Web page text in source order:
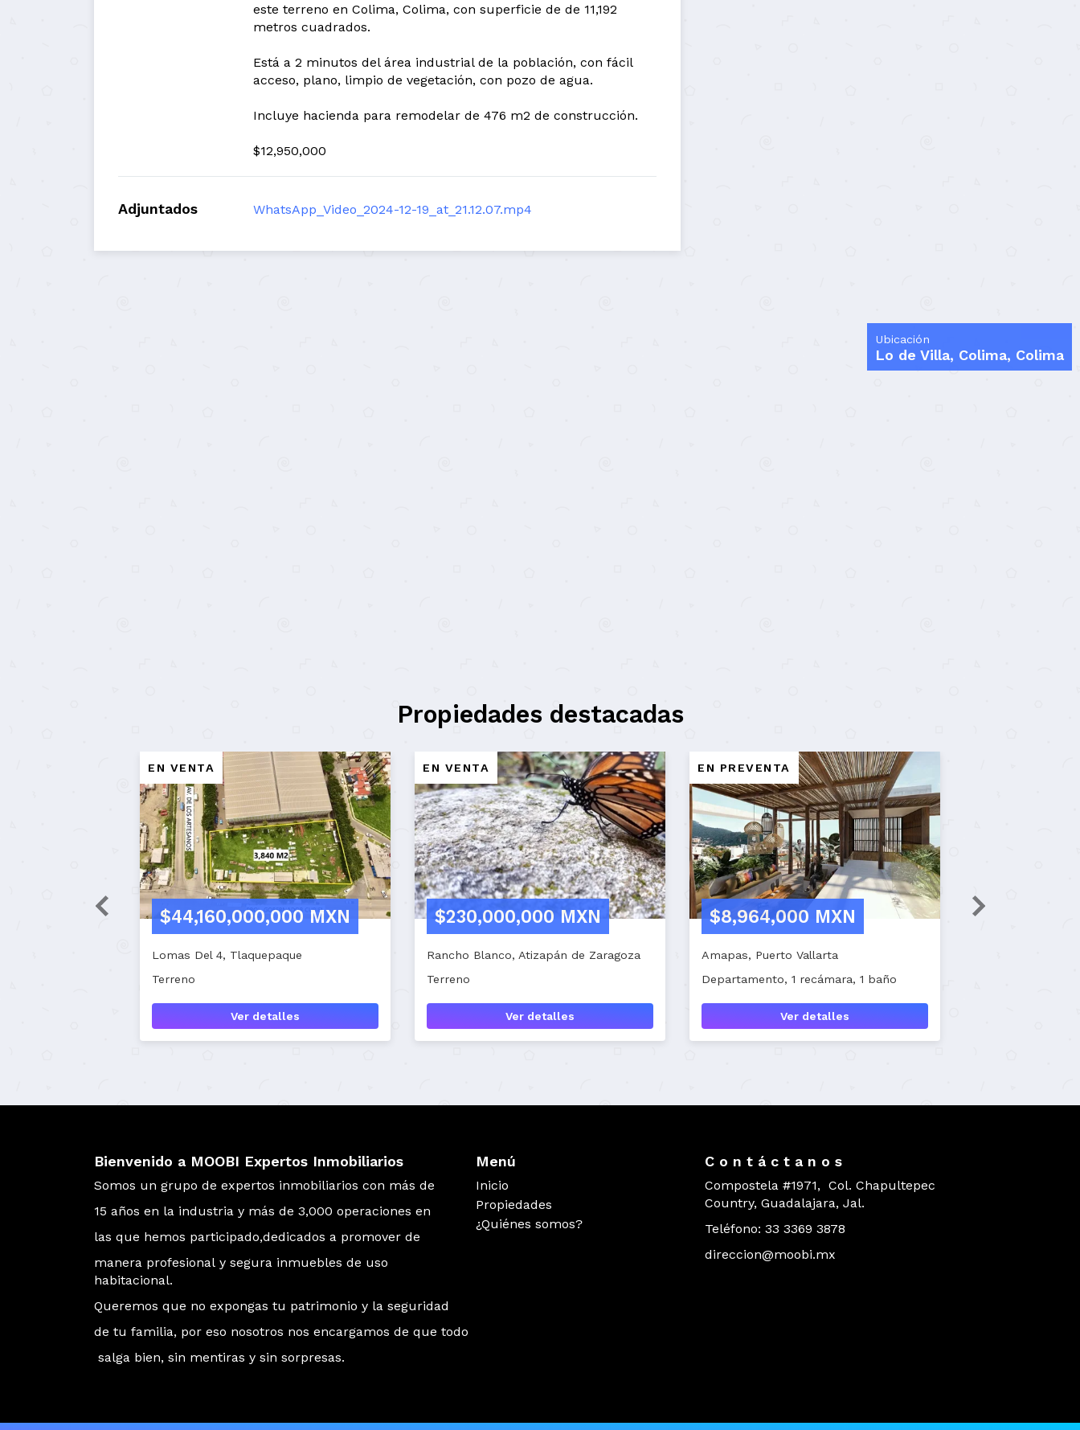
este terreno en Colima, Colima, con superficie de de 11,192
metros cuadrados.
Está a 2 minutos del área industrial de la población, con fácil
acceso, plano, limpio de vegetación, con pozo de agua.
Incluye hacienda para remodelar de 476 m2 de construcción.
$12,950,000
Adjuntados WhatsApp_Video_2024-12-19_at_21.12.07.mp4
Ubicación
Lo de Villa, Colima, Colima
Propiedades destacadas
EN PREVENTA
Amapas, Puerto Vallarta
Departamento, 1 recámara, 1 baño
$8,964,000 MXN
EN RENTA
Industrial, Mexicali
Local comercial, 2 baños
$35,000 MXN
EN RENTA
Santa Isabel, Mexicali
Bodega comercial
$25,000 MXN
EN VENTA
Casa, 3 recámaras, 3 baños
$14,500,000 MXN
Bienvenido a MOOBI Expertos Inmobiliarios
Somos un grupo de expertos inmobiliarios con más de
15 años en la industria y más de 3,000 operaciones en
las que hemos participado,dedicados a promover de
manera profesional y segura inmuebles de uso
habitacional.
Queremos que no expongas tu patrimonio y la seguridad
de tu familia, por eso nosotros nos encargamos de que todo
salga bien, sin mentiras y sin sorpresas.
Menú
Inicio
Propiedades
¿Quiénes somos?
C o n t á c t a n o s
Compostela #1971, Col. Chapultepec
Country, Guadalajara, Jal.
Teléfono: 33 3369 3878
direccion@moobi.mx